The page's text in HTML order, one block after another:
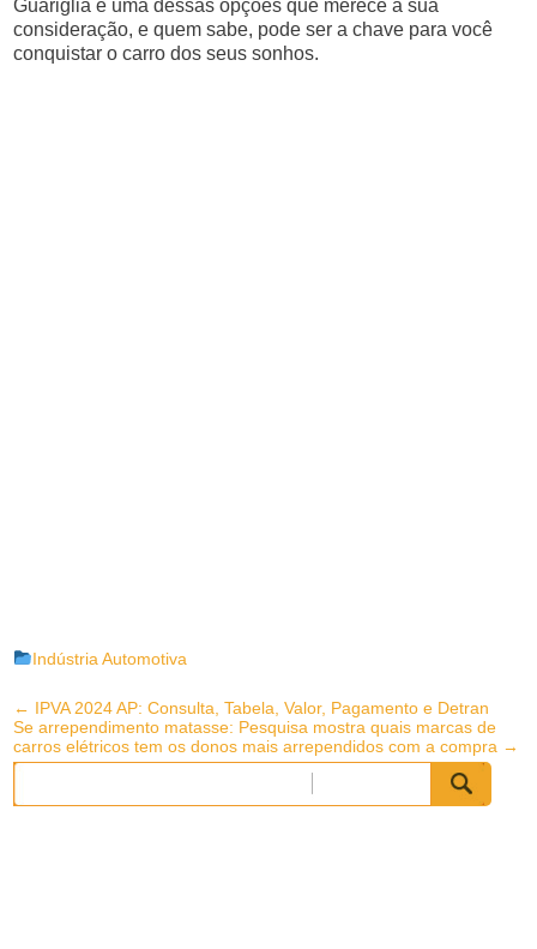
Guariglia é uma dessas opções que merece a sua
consideração, e quem sabe, pode ser a chave para você
conquistar o carro dos seus sonhos.
Indústria Automotiva
Post
navigation
← IPVA 2024 AP: Consulta, Tabela, Valor, Pagamento e Detran
Se arrependimento matasse: Pesquisa mostra quais marcas de
carros elétricos tem os donos mais arrependidos com a compra →
Pesquisar
por: